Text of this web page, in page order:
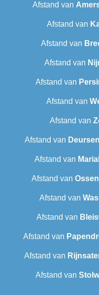
Afstand van
Afstand van
Afstand van
Afstand van
Afstand van
Afstand van
Afstand van
Afstand van Deursen
Afstand van
Afstand van
Afstand van
Afstand van
Afstand van
Afstand van
Afstand van